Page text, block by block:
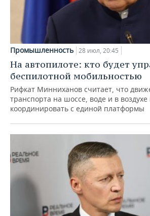
Промышленность 28 июл, 20:45
На автопилоте: кто будет
беспилотной мобильностью
Рифкат Минниханов считает, что
транспорта на шоссе, воде и в воздухе
координировать с единой платформы